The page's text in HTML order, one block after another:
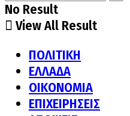
No Result
View All Result
ΠΟΛΙΤΙΚΗ
ΕΛΛΑΔΑ
ΟΙΚΟΝΟΜΙΑ
ΕΠΙΧΕΙΡΗΣΕΙΣ